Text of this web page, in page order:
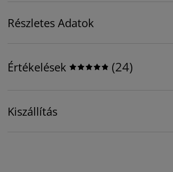
Részletes Adatok
Értékelések (24)
Kiszállítás